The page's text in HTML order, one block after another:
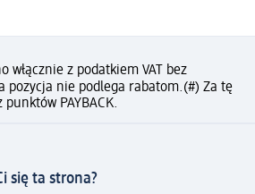
włącznie z podatkiem VAT bez
pozycja nie podlega rabatom.(#) Za tę
PAYBACK.
się ta strona?